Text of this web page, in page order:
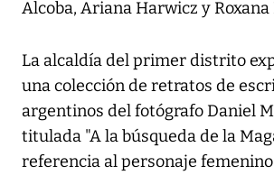
Alcoba, Ariana Harwicz y Roxana
La alcaldía del primer distrito
una colección de retratos de
argentinos del fotógrafo Daniel
titulada "A la búsqueda de la
referencia al personaje femenino